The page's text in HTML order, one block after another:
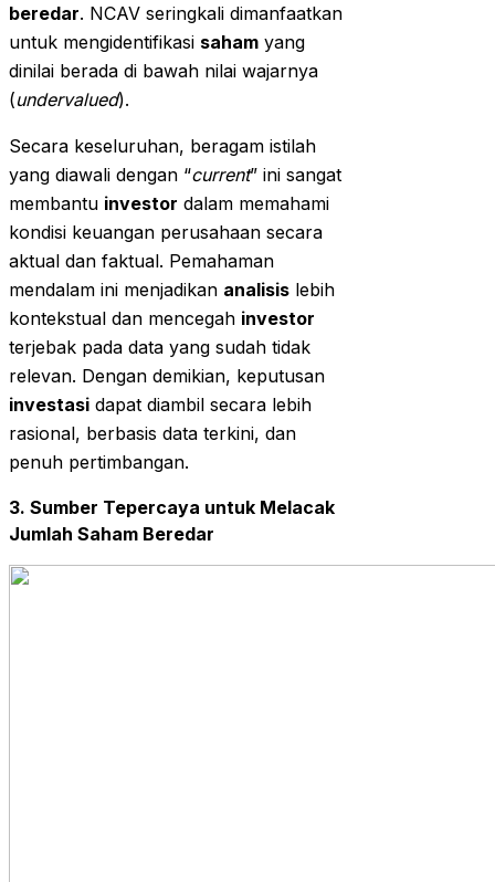
beredar. NCAV seringkali dimanfaatkan
untuk mengidentifikasi saham yang
dinilai berada di bawah nilai wajarnya
(undervalued).
Secara keseluruhan, beragam istilah
yang diawali dengan “current” ini sangat
membantu investor dalam memahami
kondisi keuangan perusahaan secara
aktual dan faktual. Pemahaman
mendalam ini menjadikan analisis lebih
kontekstual dan mencegah investor
terjebak pada data yang sudah tidak
relevan. Dengan demikian, keputusan
investasi dapat diambil secara lebih
rasional, berbasis data terkini, dan
penuh pertimbangan.
3. Sumber Tepercaya untuk Melacak
Jumlah Saham Beredar